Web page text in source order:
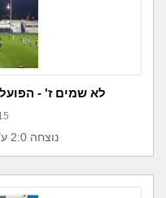
לא שמים ז' -
נוצחה 2:0 ע"י בית"ר ת"א רמלה